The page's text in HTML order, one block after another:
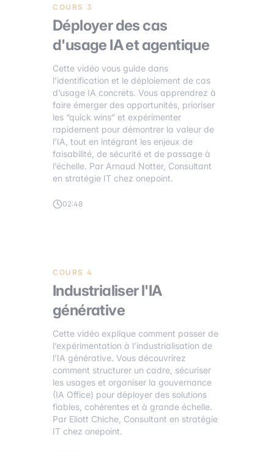
COURS 3
Déployer des cas
d'usage IA et agentique
Cette vidéo vous guide dans
l’identification et le déploiement de cas
d’usage IA concrets. Vous apprendrez à
faire émerger des opportunités, prioriser
les “quick wins” et expérimenter
rapidement pour démontrer la valeur de
l’IA, tout en intégrant les enjeux de
faisabilité, de sécurité et de passage à
l’échelle. Par Arnaud Notter, Consultant
en stratégie IT chez onepoint.
02:48
COURS 4
Industrialiser l'IA
générative
Cette vidéo explique comment passer de
l’expérimentation à l’industrialisation de
l’IA générative. Vous découvrirez
comment structurer un cadre, sécuriser
les usages et organiser la gouvernance
(IA Office) pour déployer des solutions
fiables, cohérentes et à grande échelle.
Par Eliott Chiche, Consultant en stratégie
IT chez onepoint.